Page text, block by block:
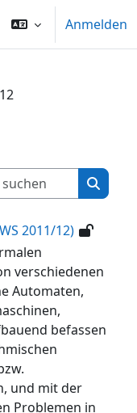
Anmelden
Kurse
Kurse
2011/12)
verschiedenen
Automaten,
befassen
und mit der
Problemen in